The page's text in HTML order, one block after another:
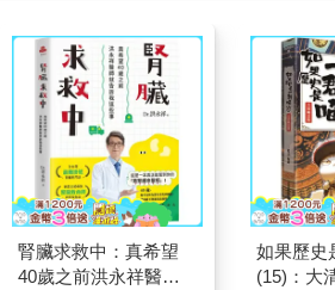
腎臟求救中：真希望
40歲之前洪永祥醫師
如果歷史
(15)：大